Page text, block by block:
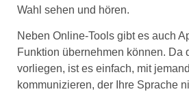
Wahl sehen und hören.
Neben Online-Tools gibt es auch
Funktion übernehmen können. Da
vorliegen, ist es einfach, mit
kommunizieren, der Ihre Sprache